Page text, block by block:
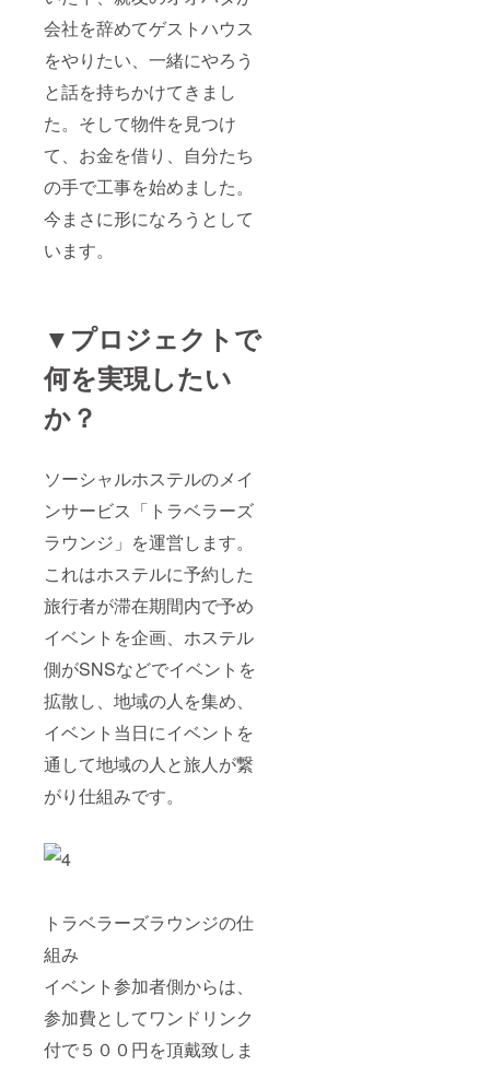
会社を辞めてゲストハウス
をやりたい、一緒にやろう
と話を持ちかけてきまし
た。そして物件を見つけ
て、お金を借り、自分たち
の手で工事を始めました。
今まさに形になろうとして
います。
▼プロジェクトで
何を実現したい
か？
ソーシャルホステルのメイ
ンサービス「トラベラーズ
ラウンジ」を運営します。
これはホステルに予約した
旅行者が滞在期間内で予め
イベントを企画、ホステル
側がSNSなどでイベントを
拡散し、地域の人を集め、
イベント当日にイベントを
通して地域の人と旅人が繋
がり仕組みです。
トラベラーズラウンジの仕
組み
イベント参加者側からは、
参加費としてワンドリンク
付で５００円を頂戴致しま